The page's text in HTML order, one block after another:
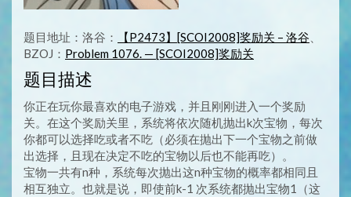
题目地址：洛谷： 【P2473】[SCOI2008]奖励关 – 洛谷
BZOJ： Problem 1076. — [SCOI2008]奖励关
题目描述
你正在玩你最喜欢的电子游戏，并且刚刚进入一个奖励
关。在这个奖励关里，系统将依次随机抛出k次宝物，每次
你都可以选择吃或者不吃（必须在抛出下一个宝物之前做
出选择，且现在决定不吃的宝物以后也不能再吃）。
宝物一共有n种，系统每次抛出这n种宝物的概率都相同且
相互独立。也就是说，即使前k-1 次系统都抛出宝物1（这